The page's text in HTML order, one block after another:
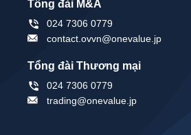
Tổng đài M&A
024 7306 0779
contact.ovvn@onevalue.jp
Tổng đài Thương mại
024 7306 0779
trading@onevalue.jp